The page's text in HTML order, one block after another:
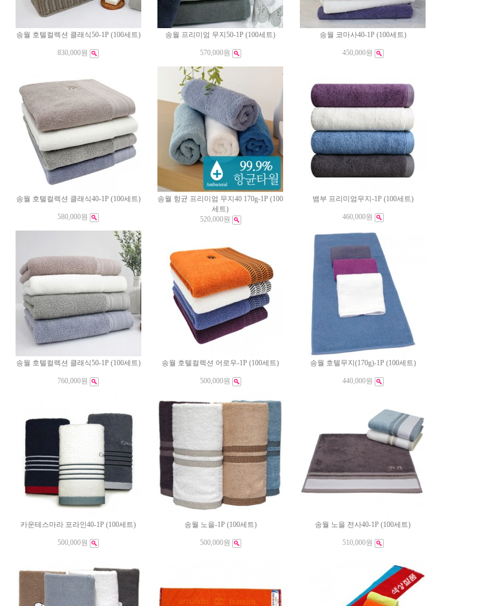
송월 호텔컬렉션 클래식50-1P (100세트)
830,000원
송월 프리미엄 무지50-1P (100세트)
570,000원
송월 코마사40-1P (100세트)
450,000원
송월 호텔컬렉션 클래식40-1P (100세트)
580,000원
송월 항균 프리미엄 무지40 170g-1P (100
세트)
520,000원
뱀부 프리미엄무지-1P (100세트)
460,000원
송월 호텔컬렉션 클래식50-1P (100세트)
760,000원
송월 호텔컬렉션 어로우-1P (100세트)
500,000원
송월 호텔무지(170g)-1P (100세트)
440,000원
카운테스마라 포라인40-1P (100세트)
500,000원
송월 노을-1P (100세트)
500,000원
송월 노을 전사40-1P (100세트)
510,000원